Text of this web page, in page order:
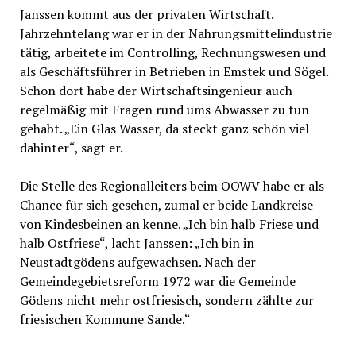
Janssen kommt aus der privaten Wirtschaft.
Jahrzehntelang war er in der Nahrungsmittelindustrie
tätig, arbeitete im Controlling, Rechnungswesen und
als Geschäftsführer in Betrieben in Emstek und Sögel.
Schon dort habe der Wirtschaftsingenieur auch
regelmäßig mit Fragen rund ums Abwasser zu tun
gehabt. „Ein Glas Wasser, da steckt ganz schön viel
dahinter“, sagt er.
Die Stelle des Regionalleiters beim OOWV habe er als
Chance für sich gesehen, zumal er beide Landkreise
von Kindesbeinen an kenne. „Ich bin halb Friese und
halb Ostfriese“, lacht Janssen: „Ich bin in
Neustadtgödens aufgewachsen. Nach der
Gemeindegebietsreform 1972 war die Gemeinde
Gödens nicht mehr ostfriesisch, sondern zählte zur
friesischen Kommune Sande.“